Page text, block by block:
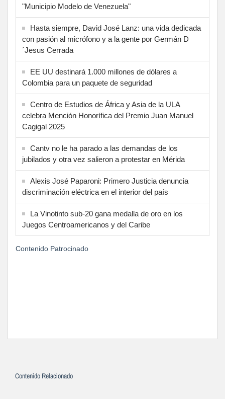
"Municipio Modelo de Venezuela"
Hasta siempre, David José Lanz: una vida dedicada
con pasión al micrófono y a la gente por Germán D
´Jesus Cerrada
EE UU destinará 1.000 millones de dólares a
Colombia para un paquete de seguridad
Centro de Estudios de África y Asia de la ULA
celebra Mención Honorífica del Premio Juan Manuel
Cagigal 2025
Cantv no le ha parado a las demandas de los
jubilados y otra vez salieron a protestar en Mérida
Alexis José Paparoni: Primero Justicia denuncia
discriminación eléctrica en el interior del país
La Vinotinto sub-20 gana medalla de oro en los
Juegos Centroamericanos y del Caribe
Contenido Patrocinado
Contenido Relacionado